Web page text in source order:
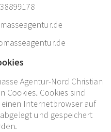
Agentur-Nord Christian
Cookies. Cookies sind
Internetbrowser auf
und gespeichert